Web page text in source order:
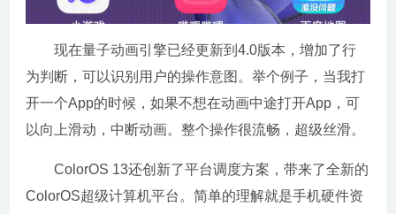
现在量子动画引擎已经更新到4.0版本，增加了行
为判断，可以识别用户的操作意图。举个例子，当我打
开一个App的时候，如果不想在动画中途打开App，可
以向上滑动，中断动画。整个操作很流畅，超级丝滑。
ColorOS 13还创新了平台调度方案，带来了全新的
ColorOS超级计算机平台。简单的理解就是手机硬件资